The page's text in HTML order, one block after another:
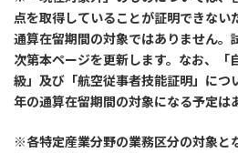
点を取得していることが証明できない
通算在留期間の対象ではありません。
次第本ページを更新します。 なお、
級」及び「航空従事者技能証明」につ
年の通算在留期間の対象になる予定は
※各特定産業分野の業務区分の対象と